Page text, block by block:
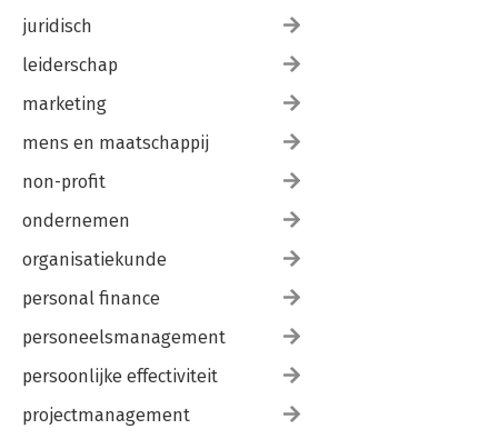
juridisch
leiderschap
marketing
mens en maatschappij
non-profit
ondernemen
organisatiekunde
personal finance
personeelsmanagement
persoonlijke effectiviteit
projectmanagement